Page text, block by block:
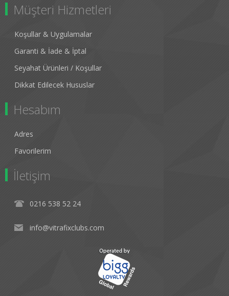
Müşteri Hizmetleri
Koşullar & Uygulamalar
Garanti & İade & İptal
Seyahat Ürünleri / Koşullar
Dikkat Edilecek Hususlar
Hesabım
Adres
Favorilerim
İletişim
0216 538 52 24
info@vitrafixclubs.com